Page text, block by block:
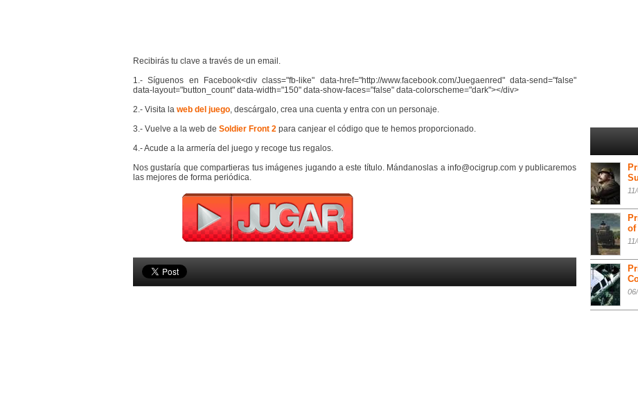
Recibirás tu clave a través de un email.
1.- Síguenos en Facebook<div class="fb-like" data-href="http://www.facebook.com/Juegaenred" data-send="false"
data-layout="button_count" data-width="150" data-show-faces="false" data-colorscheme="dark"></div>
2.- Visita la web del juego, descárgalo, crea una cuenta y entra con un personaje.
3.- Vuelve a la web de Soldier Front 2 para canjear el código que te hemos proporcionado.
4.- Acude a la armería del juego y recoge tus regalos.
Nos gustaría que compartieras tus imágenes jugando a este título. Mándanoslas a info@ocigrup.com y publicaremos
las mejores de forma periódica.
of